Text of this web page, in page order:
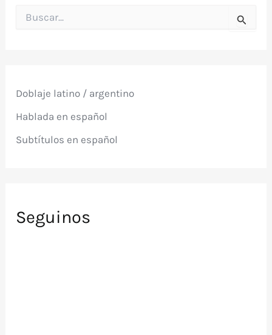
o
:
Doblaje latino / argentino
Hablada en español
Subtítulos en español
Seguinos